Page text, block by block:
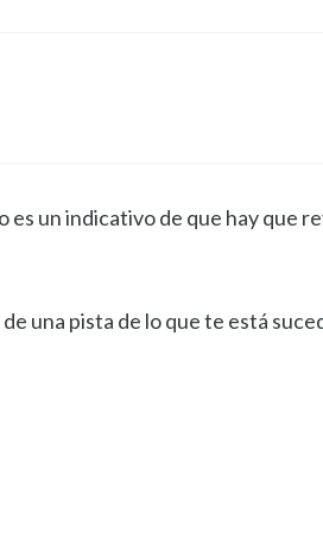
es un indicativo de que hay que
una pista de lo que te está